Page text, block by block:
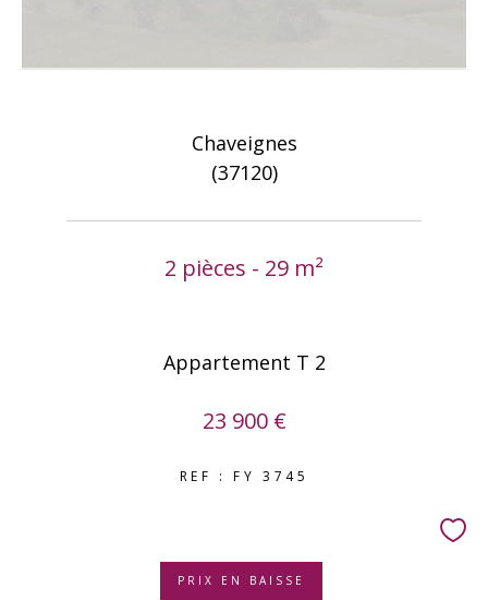
Chaveignes
(37120)
2 pièces - 29 m²
Appartement T 2
23 900 €
REF : FY 3745
PRIX EN BAISSE